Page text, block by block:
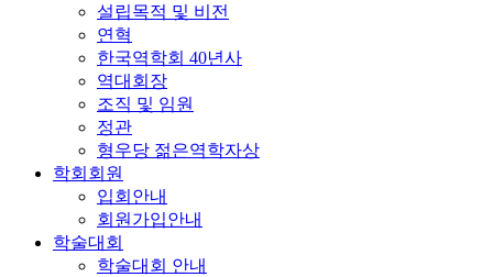
설립목적 및 비전
연혁
한국역학회 40년사
역대회장
조직 및 임원
정관
형우당 젊은역학자상
학회회원
입회안내
회원가입안내
학술대회
학술대회 안내